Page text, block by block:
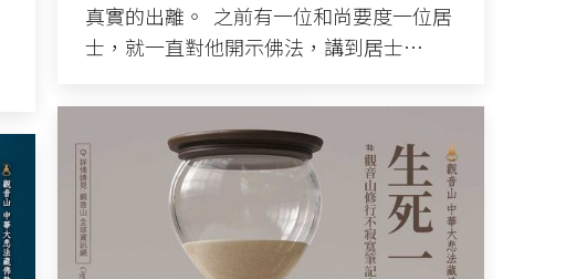
真實的出離。 󠀠 之前有一位和尚要度一位居
士，就一直對他開示佛法，講到居士…